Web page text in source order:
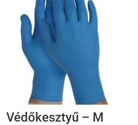
Védőkesztyű – M